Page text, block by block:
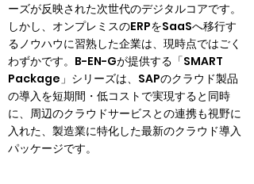
ーズが反映された次世代のデジタルコアです。
しかし、オンプレミスのERPをSaaSへ移行す
るノウハウに習熟した企業は、現時点ではごく
わずかです。B-EN-Gが提供する「SMART
Package」シリーズは、SAPのクラウド製品
の導入を短期間・低コストで実現すると同時
に、周辺のクラウドサービスとの連携も視野に
入れた、製造業に特化した最新のクラウド導入
パッケージです。